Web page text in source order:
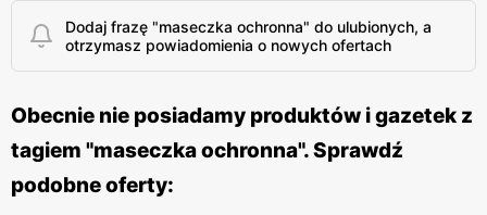
Dodaj frazę "maseczka ochronna" do ulubionych, a
otrzymasz powiadomienia o nowych ofertach
Obecnie nie posiadamy produktów i gazetek z
tagiem "maseczka ochronna". Sprawdź
podobne oferty: